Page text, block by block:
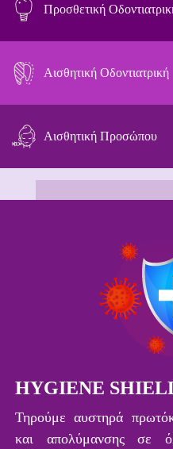
Προσθετική
Αισθητική Οδοντιατρική
Αισθητική Προσώπου
HYGIENE
Τηρούμε αυστηρά
και απολύμανσης σε